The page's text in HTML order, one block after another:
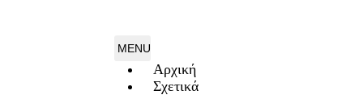
Αρχική
Σχετικά